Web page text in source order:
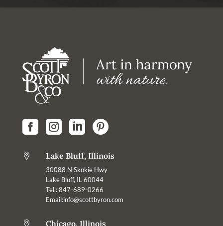
   
 Lake Bluff, Illinois
30088 N Skokie Hwy
Lake Bluff, IL 60044
Tel.: 847-689-0266
Email:info@scottbyron.com
 Chicago, Illinois